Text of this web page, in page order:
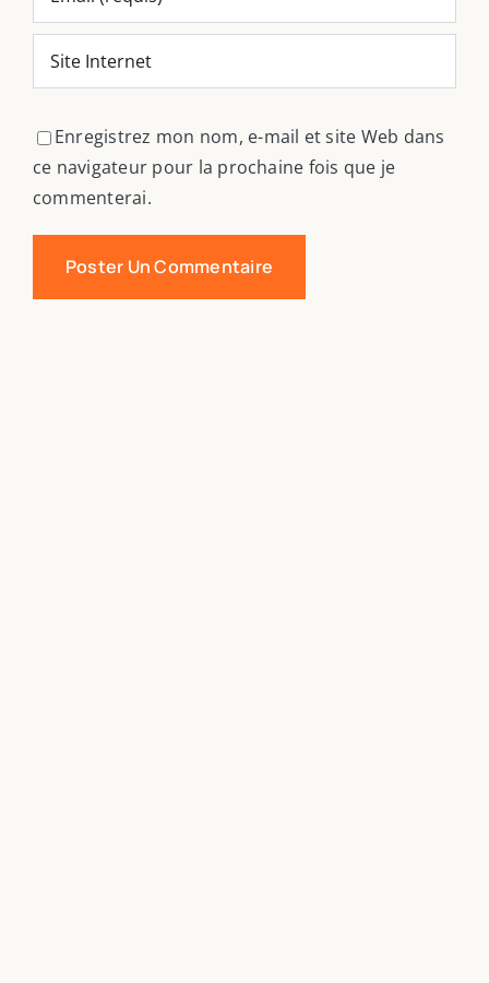
Enregistrez mon nom, e-mail et site Web dans
ce navigateur pour la prochaine fois que je
commenterai.